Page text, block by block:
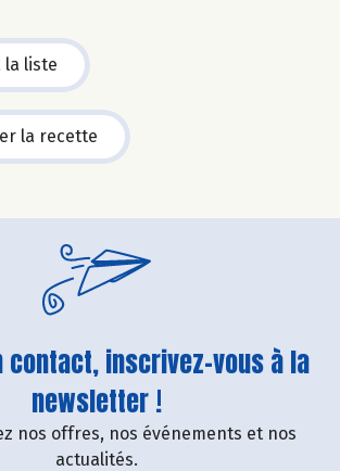
la liste
la recette
contact, inscrivez-vous à la
newsletter !
nos offres, nos événements et nos
actualités.